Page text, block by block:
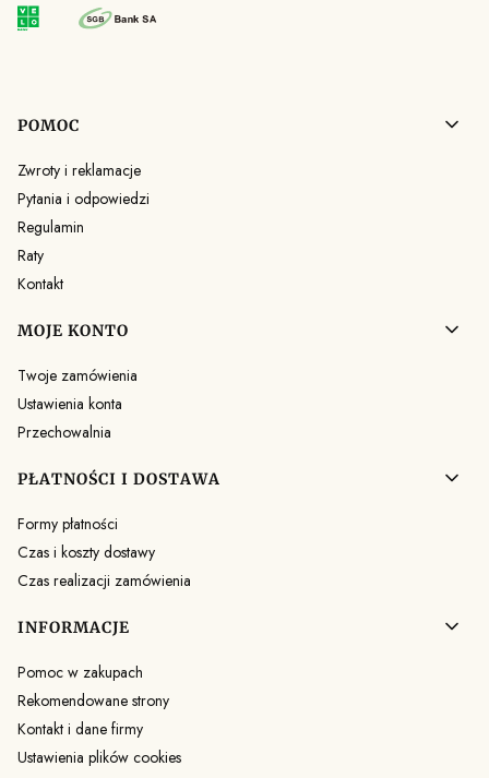
Linki w stopce
POMOC
Zwroty i reklamacje
Pytania i odpowiedzi
Regulamin
Raty
Kontakt
MOJE KONTO
Twoje zamówienia
Ustawienia konta
Przechowalnia
PŁATNOŚCI I DOSTAWA
Formy płatności
Czas i koszty dostawy
Czas realizacji zamówienia
INFORMACJE
Pomoc w zakupach
Rekomendowane strony
Kontakt i dane firmy
Ustawienia plików cookies